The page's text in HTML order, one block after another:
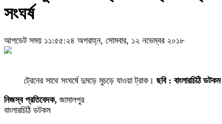
সংঘর্ষ
আপডেট সময় ১১:৫৫:২৪ অপরাহ্ন, সোমবার, ১২ নভেম্বর ২০১৮
ট্রেনের সাথে সংঘর্ষে দুমড়ে মুচড়ে যাওয়া ট্রাক। ছবি : বাংলারচিঠি ডটকম
নিজস্ব প্রতিবেদক, জামালপুর
বাংলারচিঠি ডটকম